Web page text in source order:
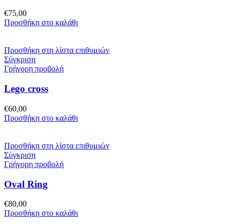
€75,00
Προσθήκη στο καλάθι
Προσθήκη στη λίστα επιθυμιών
Σύγκριση
Γρήγορη προβολή
Lego cross
€60,00
Προσθήκη στο καλάθι
Προσθήκη στη λίστα επιθυμιών
Σύγκριση
Γρήγορη προβολή
Oval Ring
€80,00
Προσθήκη στο καλάθι